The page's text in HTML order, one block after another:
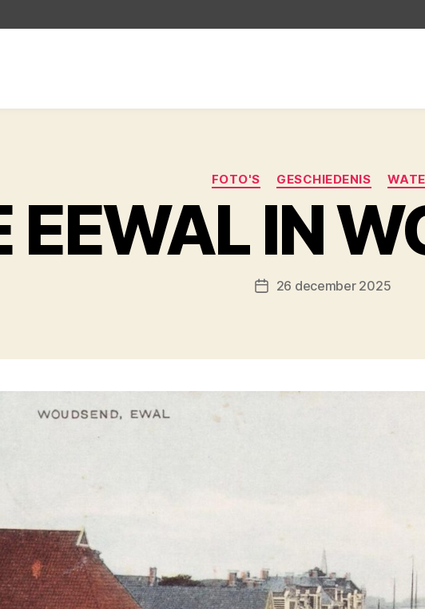
Categorieën
FOTO'S GESCHIEDENIS
EEWAL IN
Berichtdatum
26 december 2025